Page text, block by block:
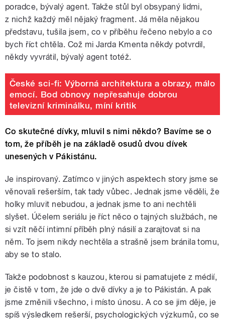
poradce, bývalý agent. Takže stůl byl obsypaný lidmi,
z nichž každý měl nějaký fragment. Já měla nějakou
představu, tušila jsem, co v příběhu řečeno nebylo a co
bych říct chtěla. Což mi Jarda Kmenta někdy potvrdil,
někdy vyvrátil, bývalý agent totéž.
České sci-fi: Výborná architektura a obrazy, málo
emocí. Bod obnovy nepřesahuje dobrou
televizní kriminálku, míní kritik
Co skutečné dívky, mluvil s nimi někdo? Bavíme se o
tom, že příběh je na základě osudů dvou dívek
unesených v Pákistánu.
Je inspirovaný. Zatímco v jiných aspektech story jsme se
věnovali rešerším, tak tady vůbec. Jednak jsme věděli, že
holky mluvit nebudou, a jednak jsme to ani nechtěli
slyšet. Účelem seriálu je říct něco o tajných službách, ne
si vzít něčí intimní příběh plný násilí a zarajtovat si na
něm. To jsem nikdy nechtěla a strašně jsem bránila tomu,
aby se to stalo.
Takže podobnost s kauzou, kterou si pamatujete z médií,
je čistě v tom, že jde o dvě dívky a je to Pákistán. A pak
jsme změnili všechno, i místo únosu. A co se jim děje, je
spíš výsledkem rešerší, psychologických výzkumů, co se